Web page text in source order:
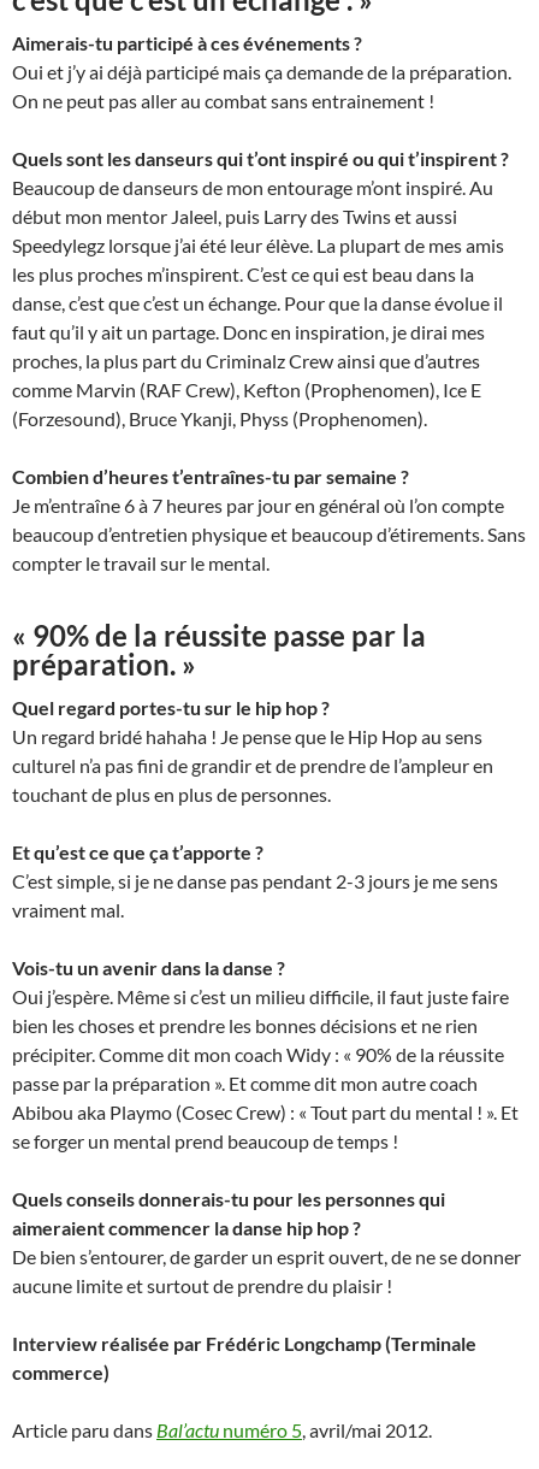
Aimerais-tu participé à ces événements ?
Oui et j’y ai déjà participé mais ça demande de la préparation.
On ne peut pas aller au combat sans entrainement !
Quels sont les danseurs qui t’ont inspiré ou qui t’inspirent ?
Beaucoup de danseurs de mon entourage m’ont inspiré. Au
début mon mentor Jaleel, puis Larry des Twins et aussi
Speedylegz lorsque j’ai été leur élève. La plupart de mes amis
les plus proches m’inspirent. C’est ce qui est beau dans la
danse, c’est que c’est un échange. Pour que la danse évolue il
faut qu’il y ait un partage. Donc en inspiration, je dirai mes
proches, la plus part du Criminalz Crew ainsi que d’autres
comme Marvin (RAF Crew), Kefton (Prophenomen), Ice E
(Forzesound), Bruce Ykanji, Physs (Prophenomen).
Combien d’heures t’entraînes-tu par semaine ?
Je m’entraîne 6 à 7 heures par jour en général où l’on compte
beaucoup d’entretien physique et beaucoup d’étirements. Sans
compter le travail sur le mental.
« 90% de la réussite passe par la
préparation. »
Quel regard portes-tu sur le hip hop ?
Un regard bridé hahaha ! Je pense que le Hip Hop au sens
culturel n’a pas fini de grandir et de prendre de l’ampleur en
touchant de plus en plus de personnes.
Et qu’est ce que ça t’apporte ?
C’est simple, si je ne danse pas pendant 2-3 jours je me sens
vraiment mal.
Vois-tu un avenir dans la danse ?
Oui j’espère. Même si c’est un milieu difficile, il faut juste faire
bien les choses et prendre les bonnes décisions et ne rien
précipiter. Comme dit mon coach Widy : « 90% de la réussite
passe par la préparation ». Et comme dit mon autre coach
Abibou aka Playmo (Cosec Crew) : « Tout part du mental ! ». Et
se forger un mental prend beaucoup de temps !
Quels conseils donnerais-tu pour les personnes qui
aimeraient commencer la danse hip hop ?
De bien s’entourer, de garder un esprit ouvert, de ne se donner
aucune limite et surtout de prendre du plaisir !
Interview réalisée par Frédéric Longchamp (Terminale
commerce)
Article paru dans Bal’actu numéro 5, avril/mai 2012.